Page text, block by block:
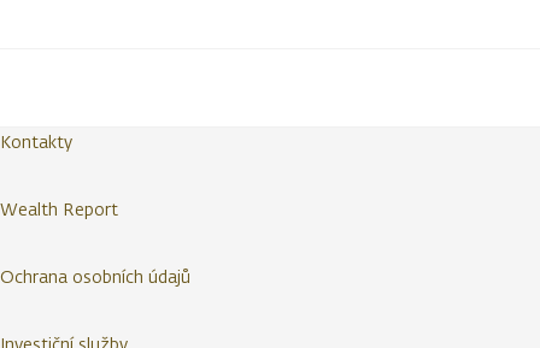
Kontakty
Wealth Report
Ochrana osobních údajů